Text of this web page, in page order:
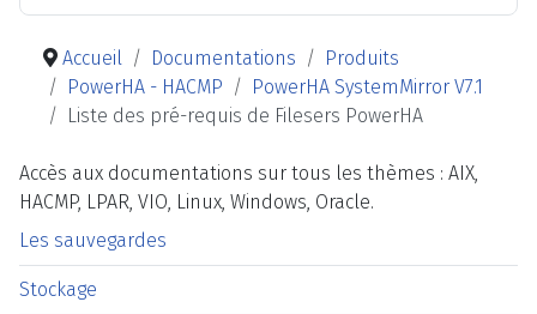
Accueil Documentations
Produits
PowerHA - HACMP
PowerHA SystemMirror V7.1
Liste des pré-requis de Filesers PowerHA
Accès aux documentations sur tous les thèmes : AIX,
HACMP, LPAR, VIO, Linux, Windows, Oracle.
Les sauvegardes
Stockage